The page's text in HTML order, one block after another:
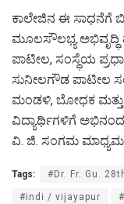
ಕಾಲೇಜಿನ ಈ ಸಾಧನೆಗೆ
ಮೂಲಸೌಲಭ್ಯ ಅಭಿವೃದ್ಧಿ
ಪಾಟೀಲ, ಸಂಸ್ಥೆಯ
ಸುನೀಲಗೌಡ ಪಾಟೀಲ
ಮಂಡಳಿ, ಬೋಧಕ
ವಿದ್ಯಾರ್ಥಿಗಳಿಗೆ
ವಿ. ಜಿ. ಸಂಗಮ ಮಾಧ್ಯಮ
Tags: #Dr. Fr. Gu.
#indi / vijayapur